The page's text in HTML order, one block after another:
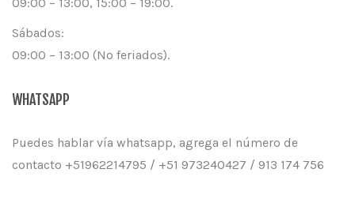
Sábados:
09:00 – 13:00 (No feriados).
WHATSAPP
Puedes hablar vía whatsapp, agrega el número de
contacto +51962214795 / +51 973240427 / 913 174 756